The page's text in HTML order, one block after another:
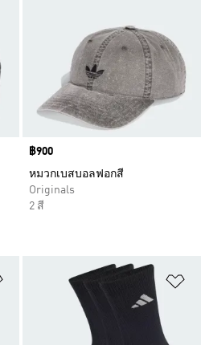
Price
฿900
หมวกเบสบอลฟอกสี
Originals
2 สี
เพิ่มไปยังรายการสินค้าโปรด